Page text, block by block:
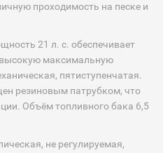
проходимость на песке и
21 л. с. обеспечивает
максимальную
пятиступенчатая.
резиновым патрубком, что
Объём топливного бака 6,5
не регулируемая,